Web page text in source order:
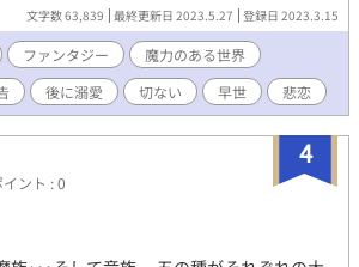
。 リルはなんとかダニエルと家族も説得
契約結婚だが結婚できることになった。ダ
門が復活するまで利用してやると言わ
まに手を繋いでくれることに大満足。
られるんだ？」と言われて、「あなたが本
ことなんて、ありません。それに私はあな
なかろうと気にしません。あなたはあなた
があるのはあなたの体質だけなんで）」
をしても、自分を信じて無償で愛をくれる
うになった。そんなことはリルは知らな
たし、自分の余命を宣言された年になっ
しようとする。だけど列車に止めてでも、
文字数 63,839 最終更新日 2023.5.27 登録日 2023.3.15
ファンタジー
魔力のある世界
後に溺愛 切ない 早世 悲恋
4
ント : 0